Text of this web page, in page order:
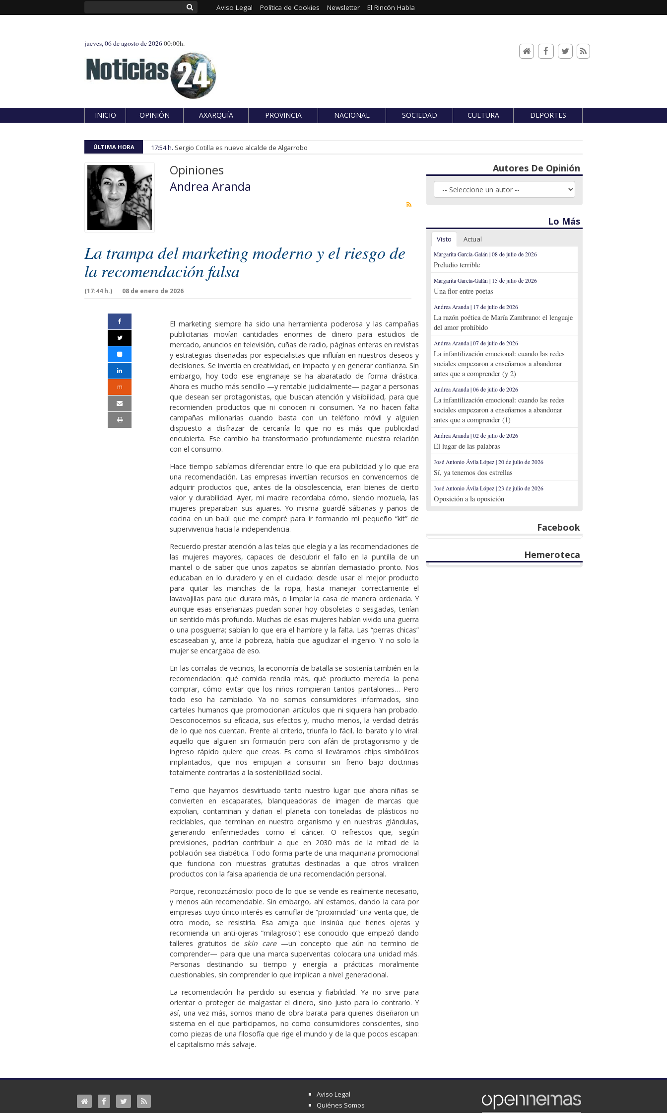
Aviso Legal Política de Cookies Newsletter El Rincón Habla
jueves, 06 de agosto de 202600:00h.
INICIO OPINIÓN AXARQUÍA PROVINCIA NACIONAL SOCIEDAD CULTURA DEPORTES
ÚLTIMA HORA 17:54 h. Sergio Cotilla es nuevo alcalde de Algarrobo
Opiniones
Andrea Aranda
La trampa del marketing moderno y el riesgo de
la recomendación falsa
08 de enero de 2026
(17:44 h.)
m
El marketing siempre ha sido una herramienta poderosa y las campañas
publicitarias movían cantidades enormes de dinero para estudios de
mercado, anuncios en televisión, cuñas de radio, páginas enteras en revistas
y estrategias diseñadas por especialistas que influían en nuestros deseos y
decisiones. Se invertía en creatividad, en impacto y en generar confianza. Sin
embargo, hoy todo ese engranaje se ha abaratado de forma drástica.
Ahora es mucho más sencillo —y rentable judicialmente— pagar a personas
que desean ser protagonistas, que buscan atención y visibilidad, para que
recomienden productos que ni conocen ni consumen. Ya no hacen falta
campañas millonarias cuando basta con un teléfono móvil y alguien
dispuesto a disfrazar de cercanía lo que no es más que publicidad
encubierta. Ese cambio ha transformado profundamente nuestra relación
con el consumo.
Hace tiempo sabíamos diferenciar entre lo que era publicidad y lo que era
una recomendación. Las empresas invertían recursos en convencernos de
adquirir productos que, antes de la obsolescencia, eran bienes de cierto
valor y durabilidad. Ayer, mi madre recordaba cómo, siendo mozuela, las
mujeres preparaban sus ajuares. Yo misma guardé sábanas y paños de
cocina en un baúl que me compré para ir formando mi pequeño “kit” de
supervivencia hacia la independencia.
Recuerdo prestar atención a las telas que elegía y a las recomendaciones de
las mujeres mayores, capaces de descubrir el fallo en la puntilla de un
mantel o de saber que unos zapatos se abrirían demasiado pronto. Nos
educaban en lo duradero y en el cuidado: desde usar el mejor producto
para quitar las manchas de la ropa, hasta manejar correctamente el
lavavajillas para que durara más, o limpiar la casa de manera ordenada. Y
aunque esas enseñanzas puedan sonar hoy obsoletas o sesgadas, tenían
un sentido más profundo. Muchas de esas mujeres habían vivido una guerra
o una posguerra; sabían lo que era el hambre y la falta. Las “perras chicas”
escaseaban y, ante la pobreza, había que agudizar el ingenio. Y no solo la
mujer se encargaba de eso.
En las corralas de vecinos, la economía de batalla se sostenía también en la
recomendación: qué comida rendía más, qué producto merecía la pena
comprar, cómo evitar que los niños rompieran tantos pantalones… Pero
todo eso ha cambiado. Ya no somos consumidores informados, sino
carteles humanos que promocionan artículos que ni siquiera han probado.
Desconocemos su eficacia, sus efectos y, mucho menos, la verdad detrás
de lo que nos cuentan. Frente al criterio, triunfa lo fácil, lo barato y lo viral:
aquello que alguien sin formación pero con afán de protagonismo y de
ingreso rápido quiere que creas. Es como si lleváramos chips simbólicos
implantados, que nos empujan a consumir sin freno bajo doctrinas
totalmente contrarias a la sostenibilidad social.
Temo que hayamos desvirtuado tanto nuestro lugar que ahora niñas se
convierten en escaparates, blanqueadoras de imagen de marcas que
expolian, contaminan y dañan el planeta con toneladas de plásticos no
reciclables, que terminan en nuestro organismo y en nuestras glándulas,
generando enfermedades como el cáncer. O refrescos que, según
previsiones, podrían contribuir a que en 2030 más de la mitad de la
población sea diabética. Todo forma parte de una maquinaria promocional
que funciona con muestras gratuitas destinadas a que otros viralicen
productos con la falsa apariencia de una recomendación personal.
Porque, reconozcámoslo: poco de lo que se vende es realmente necesario,
y menos aún recomendable. Sin embargo, ahí estamos, dando la cara por
empresas cuyo único interés es camuflar de “proximidad” una venta que, de
otro modo, se resistiría. Esa amiga que insinúa que tienes ojeras y
recomienda un anti-ojeras “milagroso”; ese conocido que empezó dando
talleres gratuitos de skin care—un concepto que aún no termino de
comprender— para que una marca superventas colocara una unidad más.
Personas destinando su tiempo y energía a prácticas moralmente
cuestionables, sin comprender lo que implican a nivel generacional.
La recomendación ha perdido su esencia y fiabilidad. Ya no sirve para
orientar o proteger de malgastar el dinero, sino justo para lo contrario. Y
así, una vez más, somos mano de obra barata para quienes diseñaron un
sistema en el que participamos, no como consumidores conscientes, sino
como piezas de una filosofía que rige el mundo y de la que pocos escapan:
el capitalismo más salvaje.
Autores De Opinión
Lo Más
Visto Actual
Margarita García-Galán | 08 de julio de 2026
Preludio terrible
Margarita García-Galán | 15 de julio de 2026
Una flor entre poetas
Andrea Aranda | 17 de julio de 2026
La razón poética de María Zambrano: el lenguaje
del amor prohibido
Andrea Aranda | 07 de julio de 2026
La infantilización emocional: cuando las redes
sociales empezaron a enseñarnos a abandonar
antes que a comprender (y 2)
Andrea Aranda | 06 de julio de 2026
La infantilización emocional: cuando las redes
sociales empezaron a enseñarnos a abandonar
antes que a comprender (1)
Andrea Aranda | 02 de julio de 2026
El lugar de las palabras
José Antonio Ávila López | 20 de julio de 2026
Sí, ya tenemos dos estrellas
José Antonio Ávila López | 23 de julio de 2026
Oposición a la oposición
Facebook
Hemeroteca
Aviso Legal
Quiénes Somos